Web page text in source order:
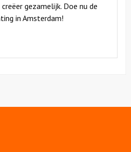
gezamelijk. Doe nu de
in Amsterdam!